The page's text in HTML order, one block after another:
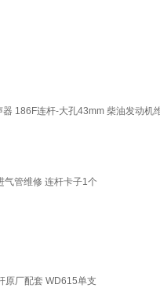
186F连杆-大孔43mm 柴油发动机
管维修 连杆卡子1个
原厂配套 WD615单支